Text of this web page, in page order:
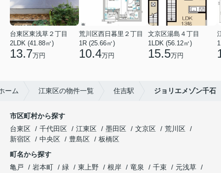
台東区東浅草２丁目
2LDK (41.88㎡)
13.7万円
荒川区西日暮里２丁目
1R (25.66㎡)
10.4万円
文京区湯島４丁目
1LDK (56.12㎡)
15.5万円
ーム 江東区の物件一覧 住吉駅 ジョリエメゾン千石
市区町村から探す
台東区
千代田区 江東区 墨田区 文京区
荒川区
新宿区
中央区 豊島区
板橋区
町名から探す
亀戸
岩本町 緑 東上野 根岸 竜泉 千束
元浅草